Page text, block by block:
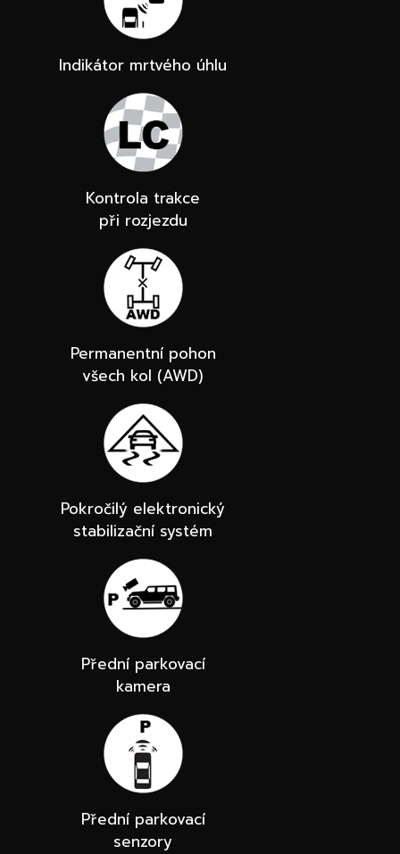
Indikátor mrtvého úhlu
Kontrola trakce
při rozjezdu
Permanentní pohon
všech kol (AWD)
Pokročilý elektronický
stabilizační systém
Přední parkovací
kamera
Přední parkovací
senzory